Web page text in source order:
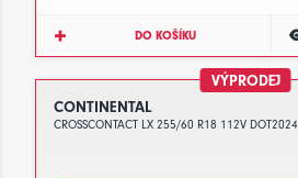
DO KOŠÍKU
VÝPRODEJ
CONTINENTAL
CROSSCONTACT LX 255/60 R18 112V DOT2024